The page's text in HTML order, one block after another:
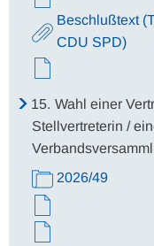
Beschlußtext
CDU SPD)
15. Wahl einer
Stellvertreterin /
2026/49